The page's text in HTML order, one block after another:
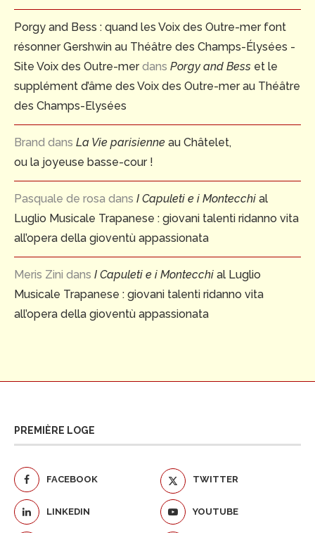
Porgy and Bess : quand les Voix des Outre-mer font
résonner Gershwin au Théâtre des Champs-Élysées -
Site Voix des Outre-merdans Porgy and Bess et le
supplément d’âme des Voix des Outre-mer au Théâtre
des Champs-Elysées
Brand dans La Vie parisienne au Châtelet,
ou la joyeuse basse-cour !
Pasquale de rosa dans I Capuleti e i Montecchi al
Luglio Musicale Trapanese : giovani talenti ridanno vita
all’opera della gioventù appassionata
Meris Zini dans I Capuleti e i Montecchi al Luglio
Musicale Trapanese : giovani talenti ridanno vita
all’opera della gioventù appassionata
PREMIÈRE LOGE
FACEBOOK TWITTER
LINKEDIN YOUTUBE